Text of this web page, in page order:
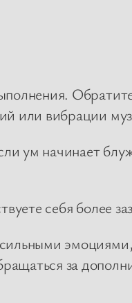
или вибрации
ум начинает
себя более
эмоциями,
за